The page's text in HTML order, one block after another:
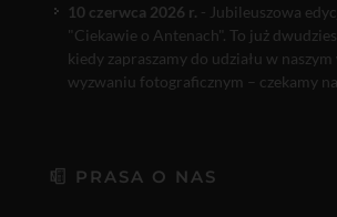
10 czerwca 2026 r. - Jubileuszowa
"Ciekawie o Antenach". To już
kiedy zapraszamy do udziału w
wyzwaniu fotograficznym – czekamy
PRASA O NAS